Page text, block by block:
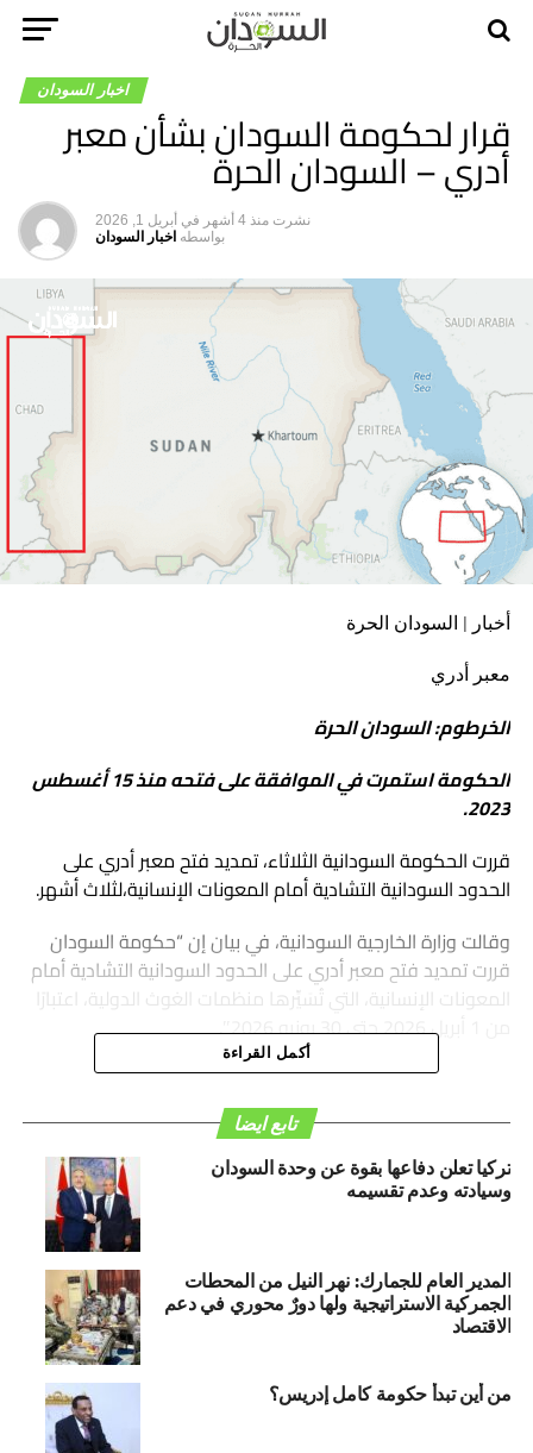
اخبار السودان
قرار لحكومة السودان بشأن معبر
أدري – السودان الحرة
نشرت منذ 4 أشهر في أبريل 1, 2026
بواسطه اخبار السودان
أخبار | السودان الحرة
معبر أدري
الخرطوم: السودان الحرة
الحكومة استمرت في الموافقة على فتحه منذ 15 أغسطس
2023.
قررت الحكومة السودانية الثلاثاء، تمديد فتح معبر أدري على
الحدود السودانية التشادية أمام المعونات الإنسانية،لثلاث أشهر.
وقالت وزارة الخارجية السودانية، في بيان إن “حكومة السودان
قررت تمديد فتح معبر أدري على الحدود السودانية التشادية أمام
المعونات الإنسانية، التي تُسَيِّرها منظمات الغوث الدولية، اعتبارًا
HURRA NEWS TRANDING
قناة السودان
التالي
السودان.. تدمير منظومة تشغيل وإطلاق المسيرات ومقتل
قيادي بحزب المؤتمر الوطني يحسم جدل مثير – السودان
الحرة
أكمل القراءة
تابع ايضا
تركيا تعلن دفاعها بقوة عن وحدة السودان
وسيادته وعدم تقسيمه
المدير العام للجمارك: نهر النيل من المحطات
الجمركية الاستراتيجية ولها دورٌ محوري في دعم
الاقتصاد
من أين تبدأ حكومة كامل إدريس؟